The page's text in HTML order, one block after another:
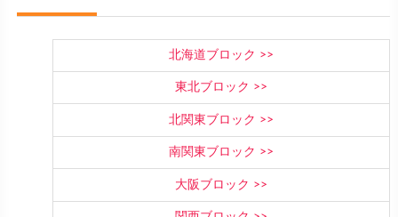
北海道ブロック
東北ブロック
北関東ブロック
南関東ブロック
大阪ブロック